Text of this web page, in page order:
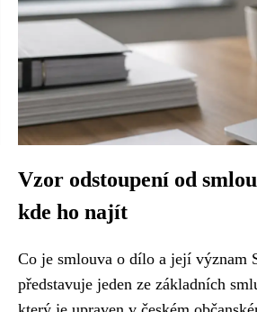
Vzor odstoupení od
kde ho najít
Co je smlouva o dílo a její význam
představuje jeden ze základních